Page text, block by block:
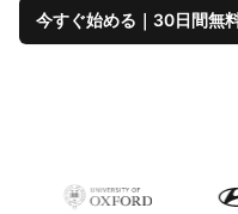
今すぐ始める｜30日間無